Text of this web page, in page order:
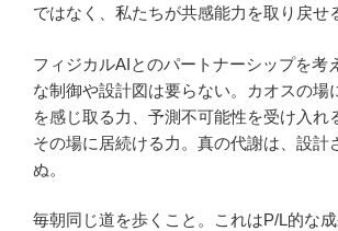
ではなく、私たちが共感能力を取り戻せ
フィジカルAIとのパートナーシップを考
な制御や設計図は要らない。カオスの場
を感じ取る力、予測不可能性を受け入れ
その場に居続ける力。真の代謝は、設計
ぬ。
毎朝同じ道を歩くこと。これはP/L的な